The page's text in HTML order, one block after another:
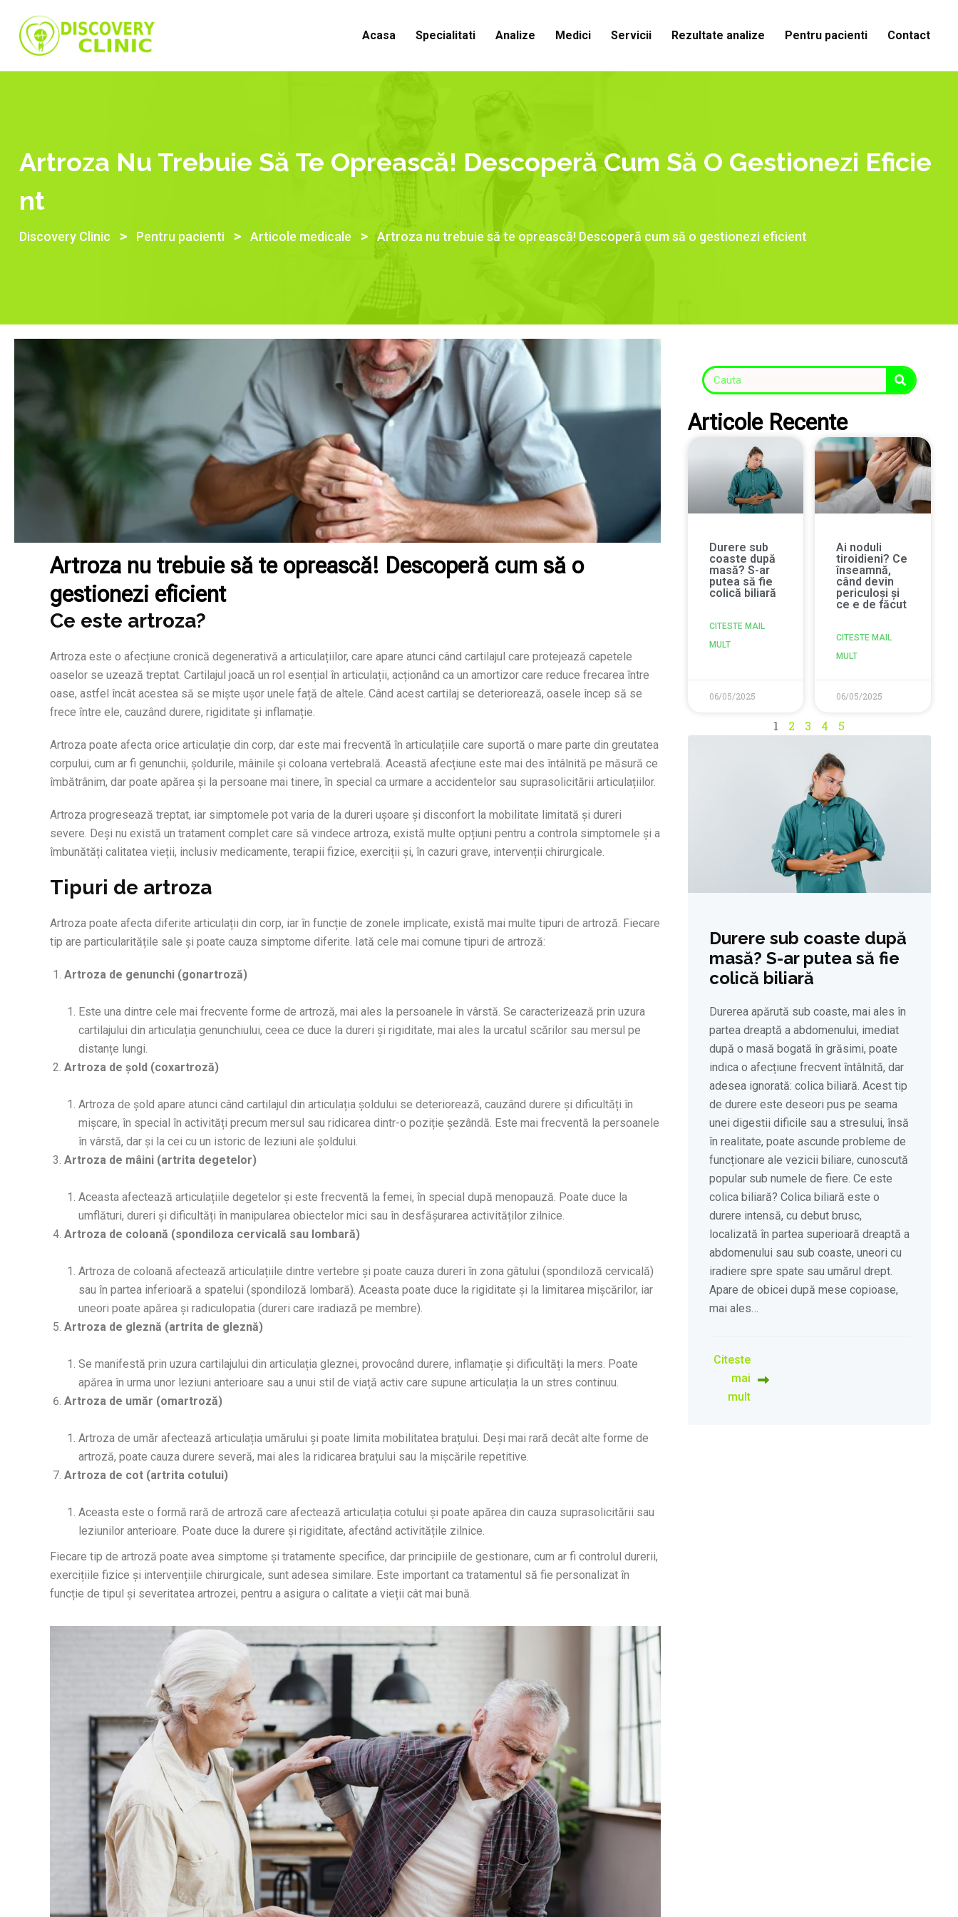
Acasa Specialitati Analize Medici Servicii Rezultate analize Pentru pacienti Contact
Artroza Nu Trebuie Să Te Oprească! Descoperă Cum Să O Gestionezi Eficie
Nt
Discovery Clinic > Pentru pacienti > Articole medicale > Artroza nu trebuie să te oprească! Descoperă cum să o gestionezi eficient
Artroza nu trebuie să te oprească! Descoperă cum să o
gestionezi eficient
Ce este artroza?
Artroza este o afecțiune cronică degenerativă a articulațiilor, care apare atunci când cartilajul care protejează capetele
oaselor se uzează treptat. Cartilajul joacă un rol esențial în articulații, acționând ca un amortizor care reduce frecarea între
oase, astfel încât acestea să se miște ușor unele față de altele. Când acest cartilaj se deteriorează, oasele încep să se
frece între ele, cauzând durere, rigiditate și inflamație.
Artroza poate afecta orice articulație din corp, dar este mai frecventă în articulațiile care suportă o mare parte din greutatea
corpului, cum ar fi genunchii, șoldurile, mâinile și coloana vertebrală. Această afecțiune este mai des întâlnită pe măsură ce
îmbătrânim, dar poate apărea și la persoane mai tinere, în special ca urmare a accidentelor sau suprasolicitării articulațiilor.
Artroza progresează treptat, iar simptomele pot varia de la dureri ușoare și disconfort la mobilitate limitată și dureri
severe. Deși nu există un tratament complet care să vindece artroza, există multe opțiuni pentru a controla simptomele și a
îmbunătăți calitatea vieții, inclusiv medicamente, terapii fizice, exerciții și, în cazuri grave, intervenții chirurgicale.
Tipuri de artroza
Artroza poate afecta diferite articulații din corp, iar în funcție de zonele implicate, există mai multe tipuri de artroză. Fiecare
tip are particularitățile sale și poate cauza simptome diferite. Iată cele mai comune tipuri de artroză:
Artroza de genunchi (gonartroză)
Este una dintre cele mai frecvente forme de artroză, mai ales la persoanele în vârstă. Se caracterizează prin uzura
cartilajului din articulația genunchiului, ceea ce duce la dureri și rigiditate, mai ales la urcatul scărilor sau mersul pe
distanțe lungi.
Artroza de șold (coxartroză)
Artroza de șold apare atunci când cartilajul din articulația șoldului se deteriorează, cauzând durere și dificultăți în
mișcare, în special în activități precum mersul sau ridicarea dintr-o poziție șezândă. Este mai frecventă la persoanele
în vârstă, dar și la cei cu un istoric de leziuni ale șoldului.
Artroza de mâini (artrita degetelor)
Aceasta afectează articulațiile degetelor și este frecventă la femei, în special după menopauză. Poate duce la
umflături, dureri și dificultăți în manipularea obiectelor mici sau în desfășurarea activităților zilnice.
Artroza de coloană (spondiloza cervicală sau lombară)
Artroza de coloană afectează articulațiile dintre vertebre și poate cauza dureri în zona gâtului (spondiloză cervicală)
sau în partea inferioară a spatelui (spondiloză lombară). Aceasta poate duce la rigiditate și la limitarea mișcărilor, iar
uneori poate apărea și radiculopatia (dureri care iradiază pe membre).
Artroza de gleznă (artrita de gleznă)
Se manifestă prin uzura cartilajului din articulația gleznei, provocând durere, inflamație și dificultăți la mers. Poate
apărea în urma unor leziuni anterioare sau a unui stil de viață activ care supune articulația la un stres continuu.
Artroza de umăr (omartroză)
Artroza de umăr afectează articulația umărului și poate limita mobilitatea brațului. Deși mai rară decât alte forme de
artroză, poate cauza durere severă, mai ales la ridicarea brațului sau la mișcările repetitive.
Artroza de cot (artrita cotului)
Aceasta este o formă rară de artroză care afectează articulația cotului și poate apărea din cauza suprasolicitării sau
leziunilor anterioare. Poate duce la durere și rigiditate, afectând activitățile zilnice.
Fiecare tip de artroză poate avea simptome și tratamente specifice, dar principiile de gestionare, cum ar fi controlul durerii,
exercițiile fizice și intervențiile chirurgicale, sunt adesea similare. Este important ca tratamentul să fie personalizat în
funcție de tipul și severitatea artrozei, pentru a asigura o calitate a vieții cât mai bună.
Articole Recente
Durere sub
coaste după
masă? S-ar
putea să fie
colică biliară
CITESTE MAIL
MULT
06/05/2025
Ai noduli
tiroidieni? Ce
înseamnă,
când devin
periculoși și
ce e de făcut
CITESTE MAIL
MULT
06/05/2025
1 2 3 4 5
Durere sub coaste după
masă? S-ar putea să fie
colică biliară
Durerea apărută sub coaste, mai ales în
partea dreaptă a abdomenului, imediat
după o masă bogată în grăsimi, poate
indica o afecțiune frecvent întâlnită, dar
adesea ignorată: colica biliară. Acest tip
de durere este deseori pus pe seama
unei digestii dificile sau a stresului, însă
în realitate, poate ascunde probleme de
funcționare ale vezicii biliare, cunoscută
popular sub numele de fiere. Ce este
colica biliară? Colica biliară este o
durere intensă, cu debut brusc,
localizată în partea superioară dreaptă a
abdomenului sau sub coaste, uneori cu
iradiere spre spate sau umărul drept.
Apare de obicei după mese copioase,
mai ales…
Citeste
mai
mult